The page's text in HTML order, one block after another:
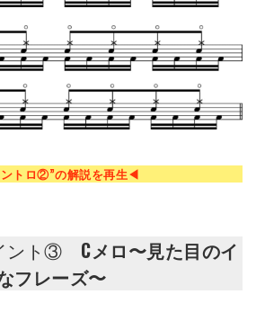
トロ②”の解説を再生◀︎
ント③ Cメロ〜見た目のイ
フレーズ〜